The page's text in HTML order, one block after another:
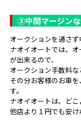
③中間マージン
オークションを通さず
ナオイオートでは、
が出来るので、
オークション手数料な
その分お客様のお車
す。
ナオイオートは、どこ
他店より１円でも安け